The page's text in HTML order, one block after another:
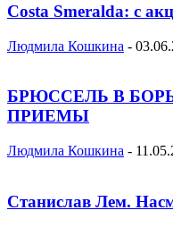
Costa Smeralda: с
Людмила Кошкина -
БРЮССЕЛЬ В
ПРИЕМЫ
Людмила Кошкина -
Станислав Лем.